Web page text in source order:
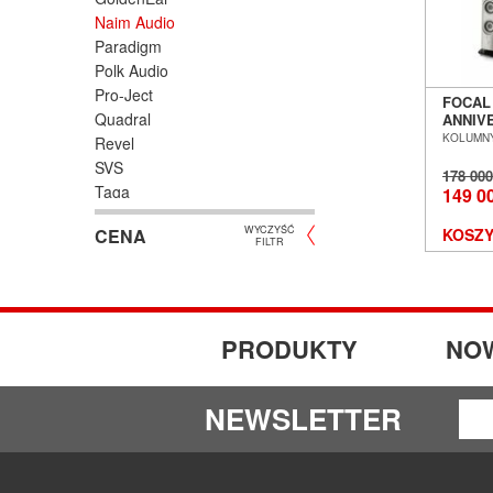
Naim Audio
Paradigm
Polk Audio
Pro-Ject
Quadral
Revel
SVS
Taga
Wilson
CENA
WYCZYŚĆ
FILTR
N°2,
SALON
178
149
PRODUKTY
NEWSLETTER